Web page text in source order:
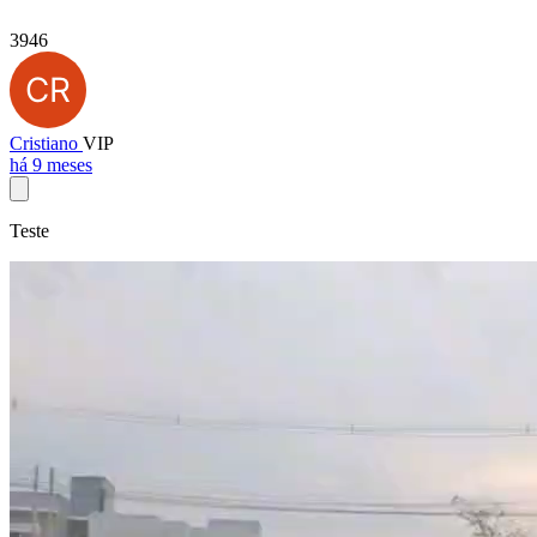
3946
Cristiano VIP
há 9 meses
Teste